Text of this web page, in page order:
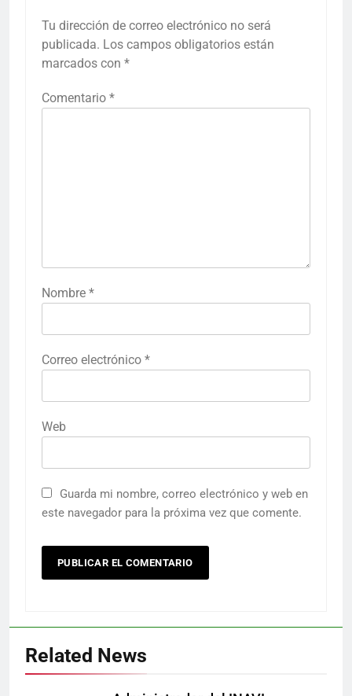
Tu dirección de correo electrónico no será
publicada. Los campos obligatorios están
marcados con *
Comentario *
Nombre *
Correo electrónico *
Web
Guarda mi nombre, correo electrónico y web en
este navegador para la próxima vez que comente.
Related News